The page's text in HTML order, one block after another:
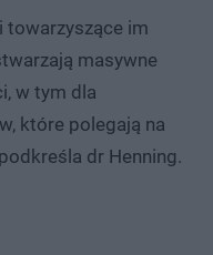
towarzyszące im
masywne
w tym dla
które polegają na
dr Henning.